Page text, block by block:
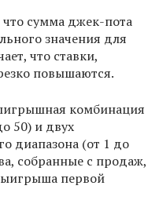
сумма джек-пота
значения для
что ставки,
повышаются.
комбинация
50) и двух
диапазона (от 1 до
собранные с продаж,
первой